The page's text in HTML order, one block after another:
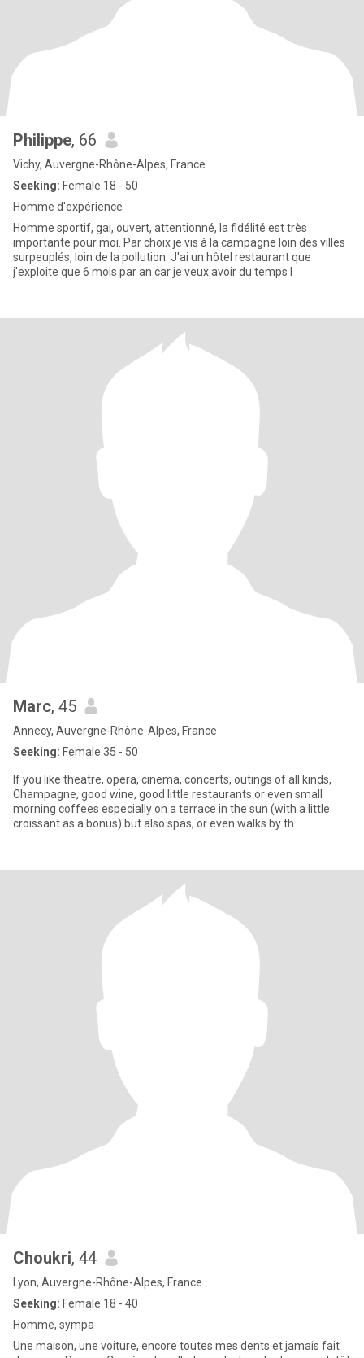
Philippe, 66
Vichy, Auvergne-Rhône-Alpes, France
Seeking: Female 18 - 50
Homme d'expérience
Homme sportif, gai, ouvert, attentionné, la fidélité est très
importante pour moi. Par choix je vis à la campagne loin des villes
surpeuplés, loin de la pollution. J'ai un hôtel restaurant que
j'exploite que 6 mois par an car je veux avoir du temps l
Marc, 45
Annecy, Auvergne-Rhône-Alpes, France
Seeking: Female 35 - 50
If you like theatre, opera, cinema, concerts, outings of all kinds,
Champagne, good wine, good little restaurants or even small
morning coffees especially on a terrace in the sun (with a little
croissant as a bonus) but also spas, or even walks by th
Choukri, 44
Lyon, Auvergne-Rhône-Alpes, France
Seeking: Female 18 - 40
Homme, sympa
Une maison, une voiture, encore toutes mes dents et jamais fait